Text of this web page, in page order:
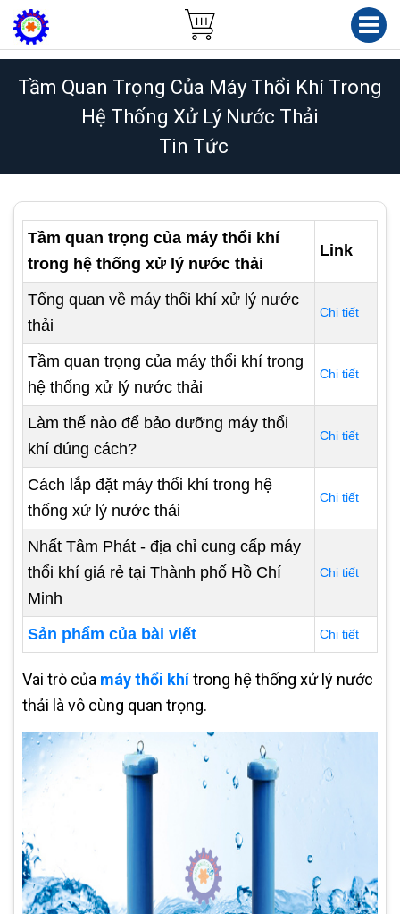
Tầm Quan Trọng Của Máy Thổi Khí Trong
Hệ Thống Xử Lý Nước Thải
Tin Tức
Tầm quan trọng của máy thổi khí
trong hệ thống xử lý nước thải
Link
Tổng quan về máy thổi khí xử lý nước
thải
Chi tiết
Tầm quan trọng của máy thổi khí trong
hệ thống xử lý nước thải
Chi tiết
Làm thế nào để bảo dưỡng máy thổi
khí đúng cách?
Chi tiết
Cách lắp đặt máy thổi khí trong hệ
thống xử lý nước thải
Chi tiết
Nhất Tâm Phát - địa chỉ cung cấp máy
thổi khí giá rẻ tại Thành phố Hồ Chí
Minh
Chi tiết
Sản phẩm của bài viết Chi tiết
Vai trò của máy thổi khítrong hệ thống xử lý nước
thải là vô cùng quan trọng.